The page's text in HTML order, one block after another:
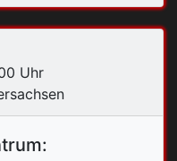
Uhr